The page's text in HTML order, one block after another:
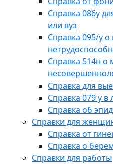
Справка 086у
или вуз
Справка 095/у
Справка 514н о
Справка для
Справка 079 у в
Справка об
Справки для
Справка от
Справка о
Справки для работы